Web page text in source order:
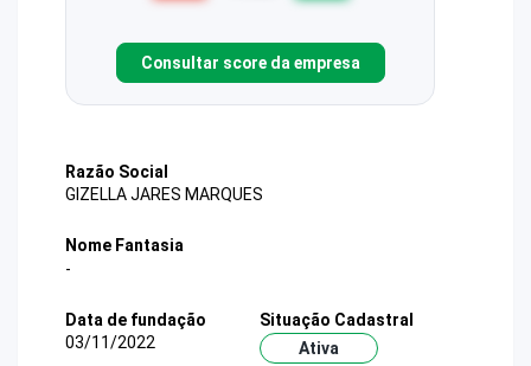
Consultar score da empresa
Razão Social
GIZELLA JARES MARQUES
Nome Fantasia
-
Data de fundação
03/11/2022
Situação Cadastral
Ativa